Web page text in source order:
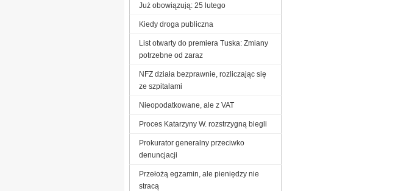
Już obowiązują: 25 lutego
Kiedy droga publiczna
List otwarty do premiera Tuska: Zmiany
potrzebne od zaraz
NFZ działa bezprawnie, rozliczając się
ze szpitalami
Nieopodatkowane, ale z VAT
Proces Katarzyny W. rozstrzygną biegli
Prokurator generalny przeciwko
denuncjacji
Przełożą egzamin, ale pieniędzy nie
stracą